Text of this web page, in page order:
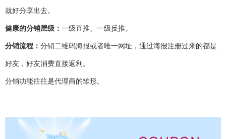
就好分享出去。
健康的分销层级： 一级直推、一级反推。
分销流程： 分销二维码海报或者唯一网址，通过海报注册过来的都是
好友，好友消费直接返利。
分销功能往往是代理商的雏形。